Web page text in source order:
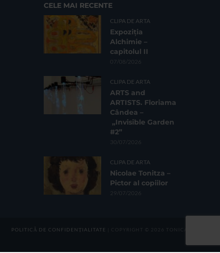
CELE MAI RECENTE
CLIPA DE ARTA
Expoziția
Alchimie –
capitolul II
07/08/2026
CLIPA DE ARTA
ARTS and
ARTISTS. Floriama
Cândea –
„Invisible Garden
#2”
30/07/2026
CLIPA DE ARTA
Nicolae Tonitza –
Pictor al copiilor
29/07/2026
POLITICĂ DE CONFIDENȚIALITATE | COPYRIGHT © 2026 TONICA GROUP